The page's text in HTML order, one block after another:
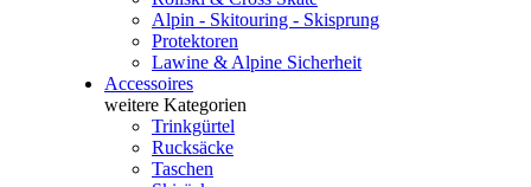
Alpin - Skitouring - Skisprung
Protektoren
Lawine & Alpine Sicherheit
Accessoires
weitere Kategorien
Trinkgürtel
Rucksäcke
Taschen